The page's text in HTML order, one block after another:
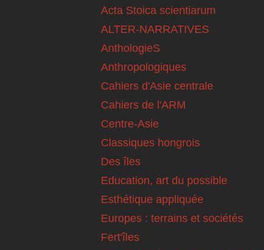
Acta Stoica scientiarum
ALTER-NARRATIVES
AnthologieS
Anthropologiques
Cahiers d'Asie centrale
Cahiers de l'ARM
Centre-Asie
Classiques hongrois
Des îles
Education, art du possible
Esthétique appliquée
Europes : terrains et sociétés
Fert'îles